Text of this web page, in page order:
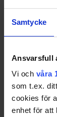
Samtycke
Ansvarsfull
Vi och våra
som t.ex.
cookies för
enhet för att